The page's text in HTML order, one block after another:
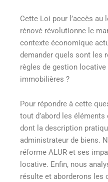
Cette Loi pour l’accès au
rénové révolutionne le
contexte économique
demander quels sont les
règles de gestion locative
immobilières ?
Pour répondre à cette
tout d’abord les éléments
dont la description
administrateur de biens.
réforme ALUR et ses
locative. Enfin, nous
résulte et aborderons